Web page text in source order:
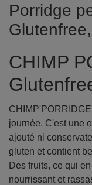
Porridge
CHIMP
journée. C'est une
ajouté ni
gluten et contient
Des fruits, ce qui
nourrissant et